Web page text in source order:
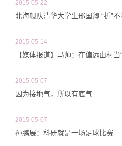
2015-05-22
北海舰队清华大学生邢国卿:“折”
2015-05-14
【媒体报道】马帅：在偏远山村
2015-05-07
因为接地气，所以有底气
2015-05-07
孙鹏展：科研就是一场足球比赛